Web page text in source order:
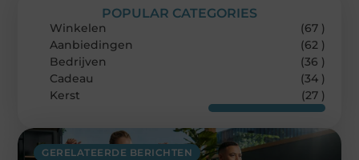
GERELATEERDE BERICHTEN
POPULAR CATEGORIES
Winkelen
(67 )
Aanbiedingen
(62 )
Bedrijven
(36 )
Cadeau
(34 )
Kerst
(27 )